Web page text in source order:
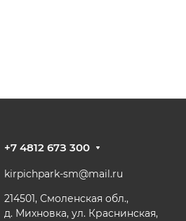
+7 4812 67З 300
kirpichpark-sm@mail.ru
214501, Смоленская обл.,
д. Михновка, ул. Краснинская,